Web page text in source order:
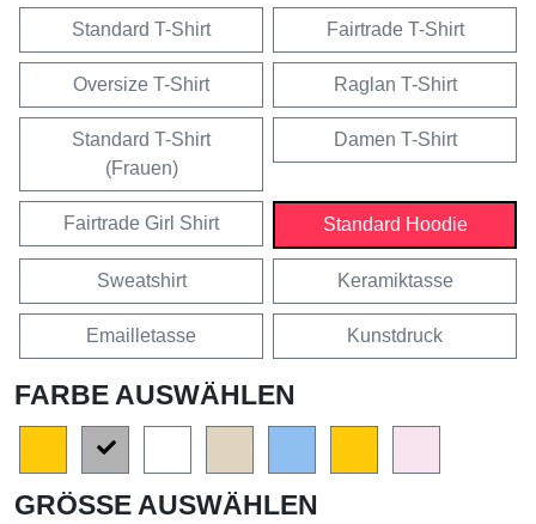
Standard T-Shirt Fairtrade T-Shirt
Oversize T-Shirt Raglan T-Shirt
Standard T-Shirt
(Frauen)
Damen T-Shirt
Fairtrade Girl Shirt Standard Hoodie
Sweatshirt Keramiktasse
Emailletasse Kunstdruck
FARBE AUSWÄHLEN
GRÖSSE AUSWÄHLEN